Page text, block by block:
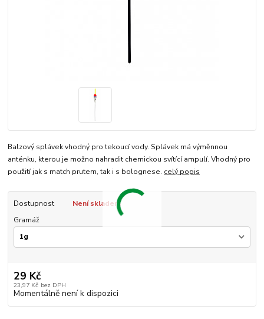
Balzový splávek vhodný pro tekoucí vody. Splávek má výměnnou
anténku, kterou je možno nahradit chemickou svítící ampulí. Vhodný pro
použití jak s match prutem, tak i s bolognese. celý popis
Dostupnost
Není skladem
Gramáž
29 Kč
23,97 Kč bez DPH
Momentálně není k dispozici